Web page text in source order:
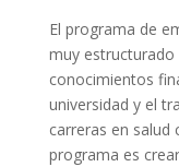
El programa de
muy
conocimientos
universidad y el
carreras en salud
programa es